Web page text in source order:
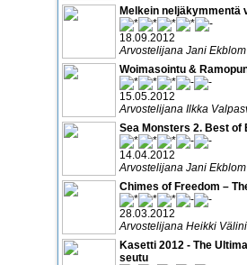
Melkein neljäkymmentä
18.09.2012
Arvostelijana Jani Ekblom
Woimasointu &
15.05.2012
Arvostelijana Ilkka
Sea Monsters 2. Best of
14.04.2012
Arvostelijana Jani Ekblom
Chimes of Freedom –
28.03.2012
Arvostelijana Heikki
Kasetti 2012 - The
seutu